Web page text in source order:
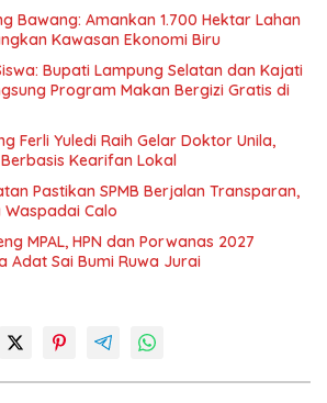
Bawang: Amankan 1.700 Hektar Lahan
Kawasan Ekonomi Biru
Bupati Lampung Selatan dan Kajati
Program Makan Bergizi Gratis di
Ferli Yuledi Raih Gelar Doktor Unila,
Kearifan Lokal
Pastikan SPMB Berjalan Transparan,
Calo
MPAL, HPN dan Porwanas 2027
Adat Sai Bumi Ruwa Jurai